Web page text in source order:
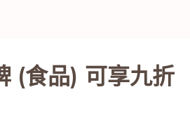
(食品) 可享九折